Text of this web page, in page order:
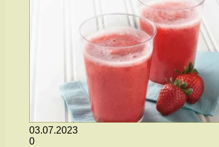
03.07.2023
0